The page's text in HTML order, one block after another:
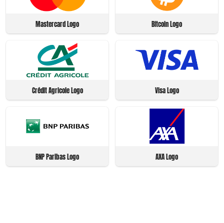
Mastercard Logo Bitcoin Logo
Crédit Agricole Logo Visa Logo
BNP Paribas Logo AXA Logo